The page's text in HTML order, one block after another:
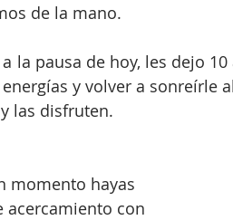
de la mano.
la pausa de hoy, les dejo
y volver a sonreírle
las disfruten.
momento hayas
con